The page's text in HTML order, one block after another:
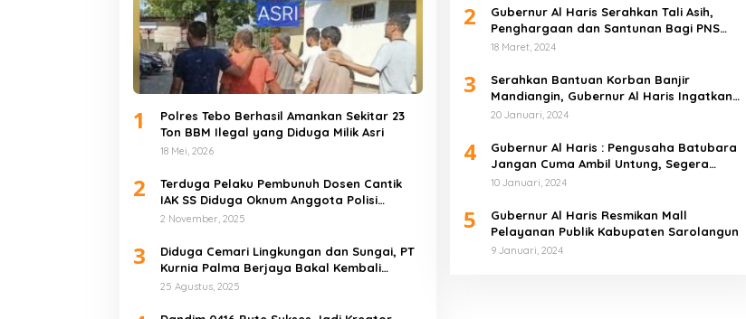
1
Polres Tebo Berhasil Amankan Sekitar 23
Ton BBM Ilegal yang Diduga Milik Asri
18 Mei, 2026
2
Terduga Pelaku Pembunuh Dosen Cantik
IAK SS Diduga Oknum Anggota Polisi
Akhirnya Diringkus di Tebo Tengah
2 November, 2025
3
Diduga Cemari Lingkungan dan Sungai, PT
Kurnia Palma Berjaya Bakal Kembali
Didemo
25 Agustus, 2025
2
Gubernur Al Haris Serahkan Tali Asih,
Penghargaan dan Santunan Bagi PNS
Purnabakti Pemprov Jambi Yang Berada di
18 Maret, 2024
3
Serahkan Bantuan Korban Banjir
Mandiangin, Gubernur Al Haris Ingatkan
Warga Tetap Waspada
20 Januari, 2024
4
Gubernur Al Haris : Pengusaha Batubara
Jangan Cuma Ambil Untung, Segera
Selesaikan Jalan Khusus
10 Januari, 2024
5
Gubernur Al Haris Resmikan Mall
Pelayanan Publik Kabupaten Sarolangun
9 Januari, 2024